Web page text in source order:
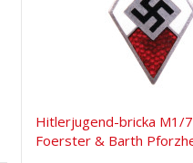
Hitlerjugend-bricka M1/
Foerster & Barth